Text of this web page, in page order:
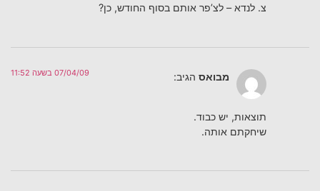
צ. לנדא – לצ’פר אותם בסוף החודש, כן?
מבואס הגיב: 07/04/09 בשעה 11:52
תוצאות, יש כבוד.
שיחקתם אותה.